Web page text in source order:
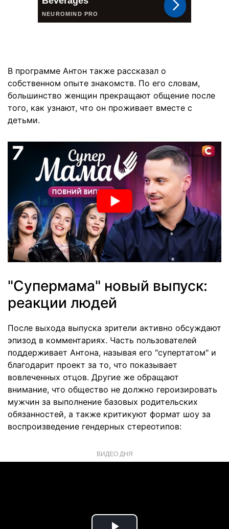
В программе Антон также рассказал о
собственном опыте знакомств. По его словам,
большинство женщин прекращают общение после
того, как узнают, что он проживает вместе с
детьми.
"Супермама" новый выпуск:
реакции людей
После выхода выпуска зрители активно обсуждают
эпизод в комментариях. Часть пользователей
поддерживает Антона, называя его "супертатом" и
благодарит проект за то, что показывает
вовлеченных отцов. Другие же обращают
внимание, что общество не должно героизировать
мужчин за выполнение базовых родительских
обязанностей, а также критикуют формат шоу за
воспроизведение гендерных стереотипов:
ВИДЕО ДНЯ